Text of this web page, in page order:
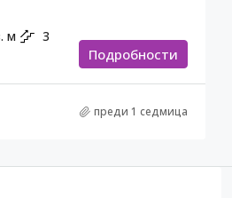
м 3
Подробности
преди 1 седмица